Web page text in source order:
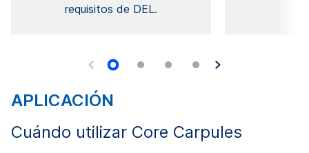
requisitos de DEL.
APLICACIÓN
Cuándo utilizar Core Carpules